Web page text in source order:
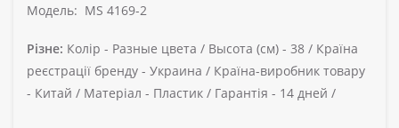
Модель: MS 4169-2
Різне: Колір - Разные цвета / Высота (см) - 38 / Країна
реєстрації бренду - Украина / Країна-виробник товару
- Китай / Матеріал - Пластик / Гарантія - 14 дней /